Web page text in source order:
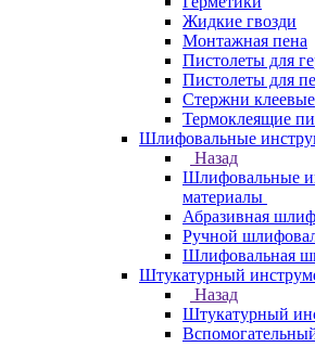
Жидкие гвозди
Монтажная пена
Пистолеты для
Пистолеты для
Стержни клеевые
Термоклеящие
Шлифовальные
Назад
Шлифовальные
материалы
Абразивная
Ручной
Шлифовальная
Штукатурный
Назад
Штукатурный